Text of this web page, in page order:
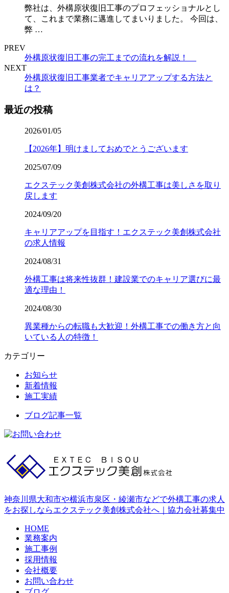
弊社は、外構原状復旧工事のプロフェッショナルとし
て、これまで業務に邁進してまいりました。 今回は、
弊 …
PREV
外構原状復旧工事の完工までの流れを解説！
NEXT
外構原状復旧工事業者でキャリアアップする方法と
は？
最近の投稿
2026/01/05
【2026年】明けましておめでとうございます
2025/07/09
エクステック美創株式会社の外構工事は美しさを取り
戻します
2024/09/20
キャリアアップを目指す！エクステック美創株式会社
の求人情報
2024/08/31
外構工事は将来性抜群！建設業でのキャリア選びに最
適な理由！
2024/08/30
異業種からの転職も大歓迎！外構工事での働き方と向
いている人の特徴！
カテゴリー
お知らせ
新着情報
施工実績
ブログ記事一覧
神奈川県大和市や横浜市泉区・綾瀬市などで外構工事の求人
をお探しならエクステック美創株式会社へ｜協力会社募集中
HOME
業務案内
施工事例
採用情報
会社概要
お問い合わせ